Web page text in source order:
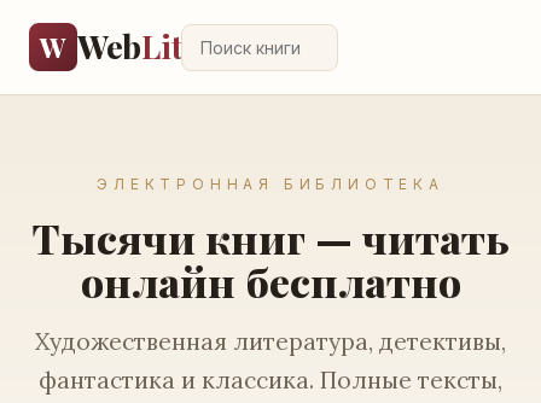
W WebLit
ЭЛЕКТРОННАЯ БИБЛИОТЕКА
Тысячи книг — читать
онлайн бесплатно
Художественная литература, детективы,
фантастика и классика. Полные тексты,